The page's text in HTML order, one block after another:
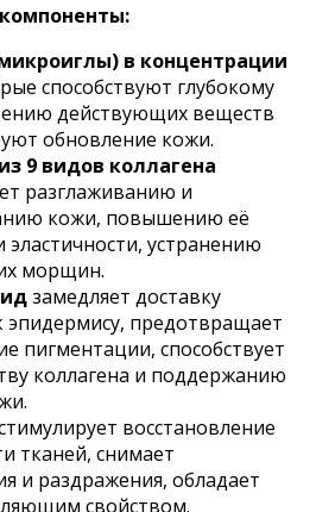
в концентрации
способствуют глубокому
действующих веществ
обновление кожи.
9 видов коллагена
разглаживанию и
кожи, повышению её
эластичности, устранению
морщин.
замедляет доставку
эпидермису, предотвращает
пигментации, способствует
коллагена и поддержанию
восстановление
тканей, снимает
и раздражения, обладает
свойством.